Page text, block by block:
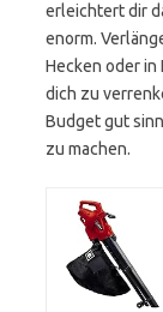
erleichtert dir
enorm.
Hecken oder in
dich zu
Budget gut
zu machen.